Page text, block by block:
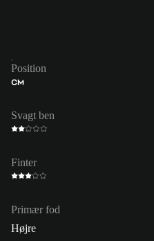
Position
CM
Svagt ben
Finter
Primær fod
Højre